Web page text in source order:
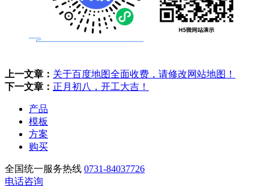
上一文章： 关于百度地图全面收费，请修改网站地图！
下一文章： 正月初八，开工大吉！
产品
模板
方案
购买
全国统一服务热线 0731-84037726
电话咨询